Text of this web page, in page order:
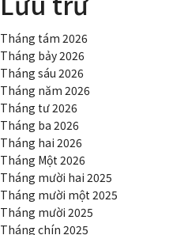
Tháng tám 2026
Tháng bảy 2026
Tháng sáu 2026
Tháng năm 2026
Tháng tư 2026
Tháng ba 2026
Tháng hai 2026
Tháng Một 2026
Tháng mười hai 2025
Tháng mười một 2025
Tháng mười 2025
Tháng chín 2025